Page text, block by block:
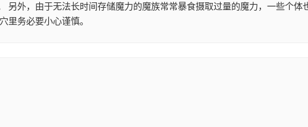
外，由于无法长时间存储魔力的魔族常常暴食摄取过量的魔力，一些个体
里务必要小心谨慎。